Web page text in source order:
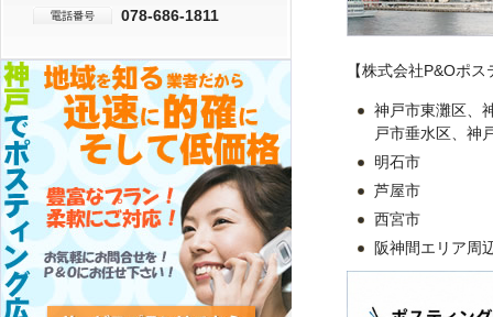
【株式会社P&Oポ
神戸市東灘区、
戸市垂水区、神
明石市
芦屋市
西宮市
阪神間エリア周
078-686-1811